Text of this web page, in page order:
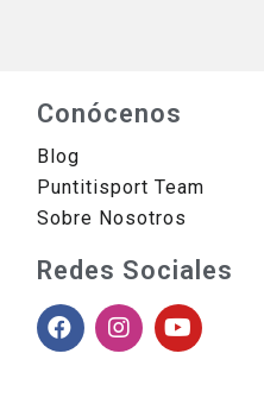
Conócenos
Blog
Puntitisport Team
Sobre Nosotros
Redes Sociales